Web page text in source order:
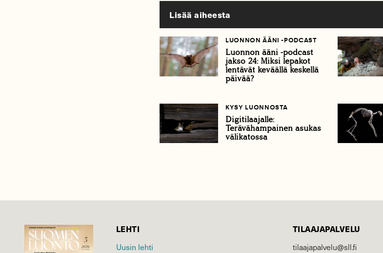
Lisää aiheesta
LUONNON ÄÄNI -PODCAST
Luonnon ääni -podcast
jakso 24: Miksi lepakot
lentävät keväällä keskellä
päivää?
KYSY LUONNOSTA
Digitilaajalle:
Terävähampainen asukas
välikatossa
LEHTI
Uusin lehti
TILAAJAPALVELU
tilaajapalvelu@sll.fi